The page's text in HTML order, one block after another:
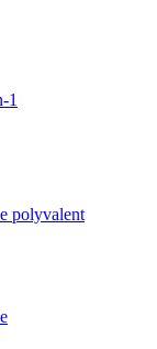
1
polyvalent